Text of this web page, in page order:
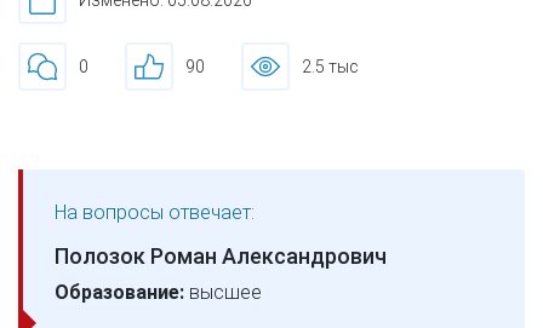
0 90 2.5 тыс
На вопросы отвечает:
Полозок Роман Александрович
Образование: высшее